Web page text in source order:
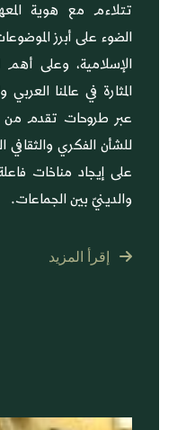
تتلاءم مع هوية
الضوء على أبرز
الإسلامية، وعلى أهم
المثارة في عالمنا
عبر طروحات تقدم من
للشأن الفكري
على إيجاد مناخات
والدينيّ بين الجماعات.
إقرأ المزيد